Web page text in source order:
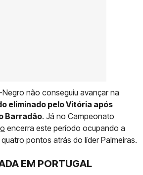
não conseguiu avançar na
eliminado pelo Vitória após
Barradão. Já no Campeonato
encerra este período ocupando a
pontos atrás do líder Palmeiras.
EM PORTUGAL